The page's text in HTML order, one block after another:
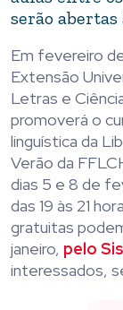
serão
Em fevereiro
Extensão
Letras e
promoverá o
linguística da
Verão da
dias 5 e 8 de
das 19 às 21
gratuitas
janeiro, pelo
interessados,